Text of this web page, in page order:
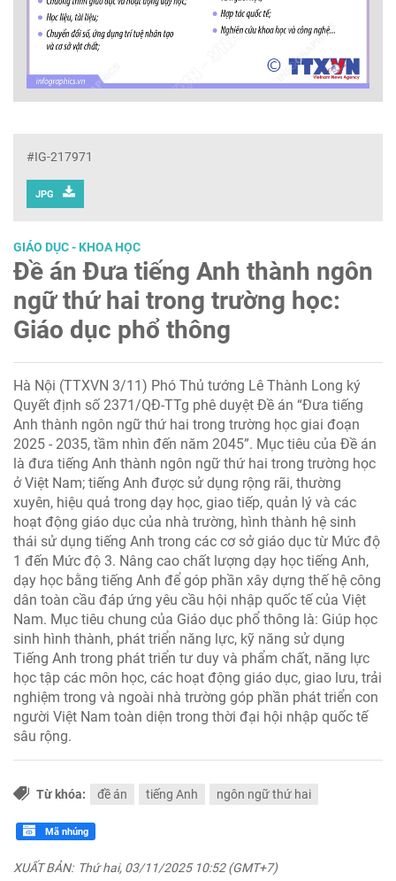
#IG-217971
JPG
GIÁO DỤC - KHOA HỌC
Đề án Đưa tiếng Anh thành ngôn
ngữ thứ hai trong trường học:
Giáo dục phổ thông
Hà Nội (TTXVN 3/11) Phó Thủ tướng Lê Thành Long ký
Quyết định số 2371/QĐ-TTg phê duyệt Đề án “Đưa tiếng
Anh thành ngôn ngữ thứ hai trong trường học giai đoạn
2025 - 2035, tầm nhìn đến năm 2045”. Mục tiêu của Đề án
là đưa tiếng Anh thành ngôn ngữ thứ hai trong trường học
ở Việt Nam; tiếng Anh được sử dụng rộng rãi, thường
xuyên, hiệu quả trong dạy học, giao tiếp, quản lý và các
hoạt động giáo dục của nhà trường, hình thành hệ sinh
thái sử dụng tiếng Anh trong các cơ sở giáo dục từ Mức độ
1 đến Mức độ 3. Nâng cao chất lượng dạy học tiếng Anh,
dạy học bằng tiếng Anh để góp phần xây dựng thế hệ công
dân toàn cầu đáp ứng yêu cầu hội nhập quốc tế của Việt
Nam. Mục tiêu chung của Giáo dục phổ thông là: Giúp học
sinh hình thành, phát triển năng lực, kỹ năng sử dụng
Tiếng Anh trong phát triển tư duy và phẩm chất, năng lực
học tập các môn học, các hoạt động giáo dục, giao lưu, trải
nghiệm trong và ngoài nhà trường góp phần phát triển con
người Việt Nam toàn diện trong thời đại hội nhập quốc tế
sâu rộng.
Từ khóa: đề án tiếng Anh ngôn ngữ thứ hai
Mã nhúng
XUẤT BẢN: Thứ hai, 03/11/2025 10:52 (GMT+7)